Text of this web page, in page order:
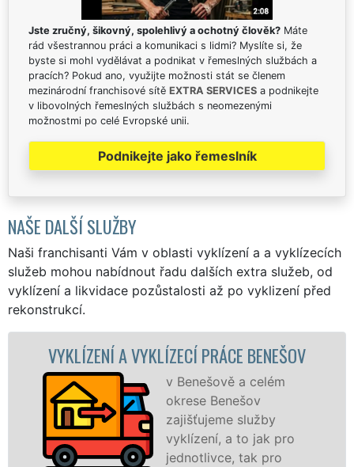
Jste zručný, šikovný, spolehlivý a ochotný člověk? Máte
rád všestrannou práci a komunikaci s lidmi? Myslíte si, že
byste si mohl vydělávat a podnikat v řemeslných službách a
pracích? Pokud ano, využijte možnosti stát se členem
mezinárodní franchisové sítě EXTRA SERVICES a podnikejte
v libovolných řemeslných službách s neomezenými
možnostmi po celé Evropské unii.
Podnikejte jako řemeslník
NAŠE DALŠÍ SLUŽBY
Naši franchisanti Vám v oblasti vyklízení a a vyklízecích
služeb mohou nabídnout řadu dalších extra služeb, od
vyklízení a likvidace pozůstalosti až po vyklizení před
rekonstrukcí.
PRÁCE BENEŠOV
v Benešově a celém
okrese Benešov
zajišťujeme služby
vyklízení, a to jak pro
jednotlivce, tak pro
VYKLÍZECÍ